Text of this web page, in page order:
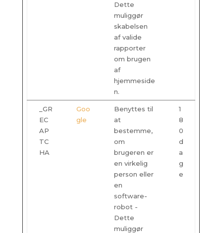
Dette
muliggør
skabelsen
af valide
rapporter
om brugen
af
hjemmeside
n.
_GR
EC
AP
TC
HA
Goo
gle
Benyttes til
at
bestemme,
om
brugeren er
en virkelig
person eller
en
software-
robot -
Dette
muliggør
1
8
0
d
a
g
e